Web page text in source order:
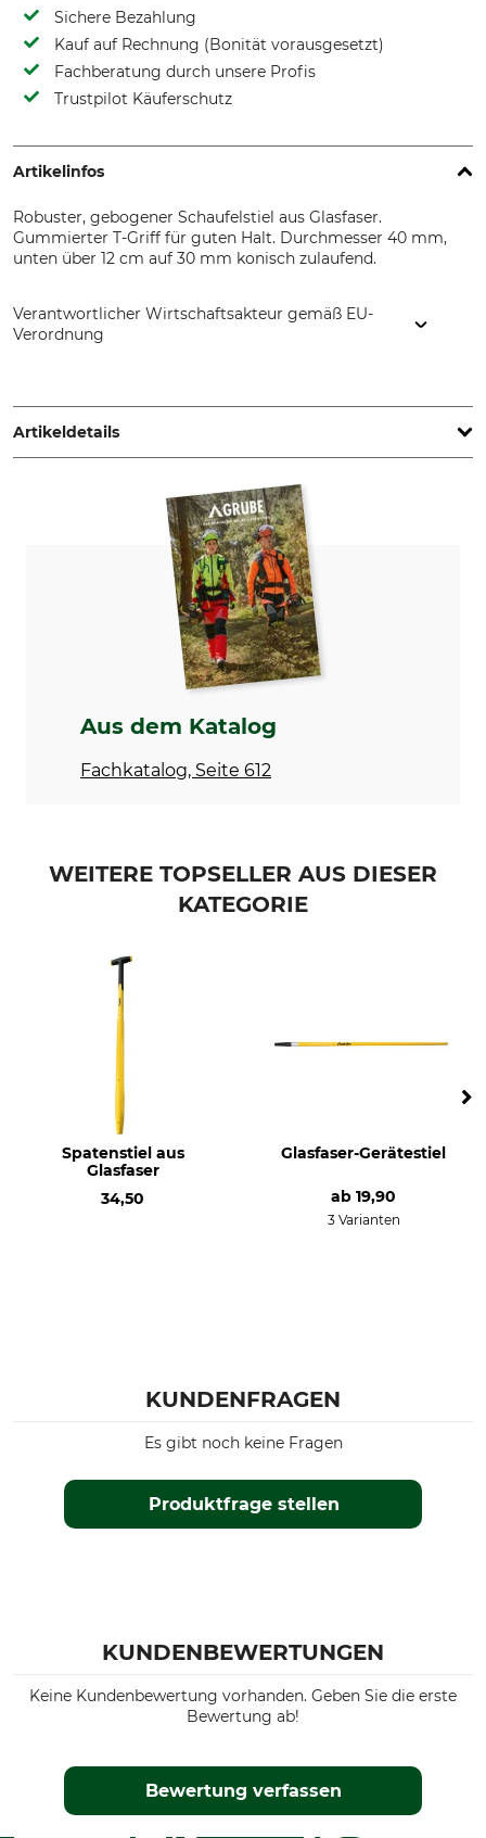
Sichere Bezahlung
Kauf auf Rechnung (Bonität vorausgesetzt)
Fachberatung durch unsere Profis
Trustpilot Käuferschutz
Artikelinfos
Robuster, gebogener Schaufelstiel aus Glasfaser.
Gummierter T-Griff für guten Halt. Durchmesser 40 mm,
unten über 12 cm auf 30 mm konisch zulaufend.
Verantwortlicher Wirtschaftsakteur gemäß EU-
Verordnung
www.australiantools.it
Artikeldetails
Produkttyp
Schaufelstiel
Modellbezeichnung
aus Glasfaser mit T-Griff
Herstellung
Made in Italy
Gewicht
880 g
Aus dem Katalog
Fachkatalog, Seite 612
WEITERE TOPSELLER AUS DIESER
KATEGORIE
Spatenstiel aus
Glasfaser
34,50
Glasfaser-Gerätestiel
ab 19,90
3 Varianten
KUNDENFRAGEN
Produktfrage stellen
Es gibt noch keine Fragen
KUNDENBEWERTUNGEN
Keine Kundenbewertung vorhanden. Geben Sie die erste
Bewertung ab!
Bewertung verfassen